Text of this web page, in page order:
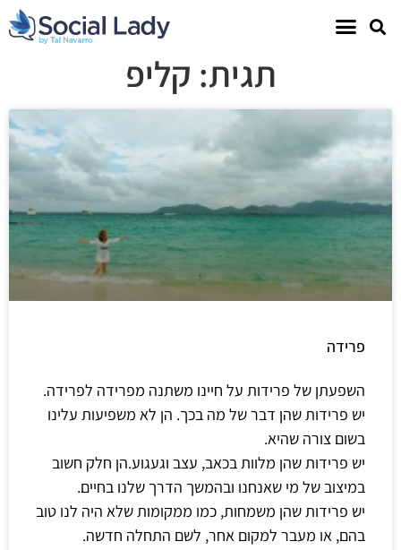
תגית: קליפ
פרידה
השפעתן של פרידות על חיינו משתנה מפרידה לפרידה.
יש פרידות שהן דבר של מה בכך. הן לא משפיעות עלינו
בשום צורה שהיא.
יש פרידות שהן מלוות בכאב, עצב וגעגוע.הן חלק חשוב
במיצוב של מי שאנחנו ובהמשך הדרך שלנו בחיים.
יש פרידות שהן משמחות, כמו ממקומות שלא היה לנו טוב
בהם, או מעבר למקום אחר, לשם התחלה חדשה.